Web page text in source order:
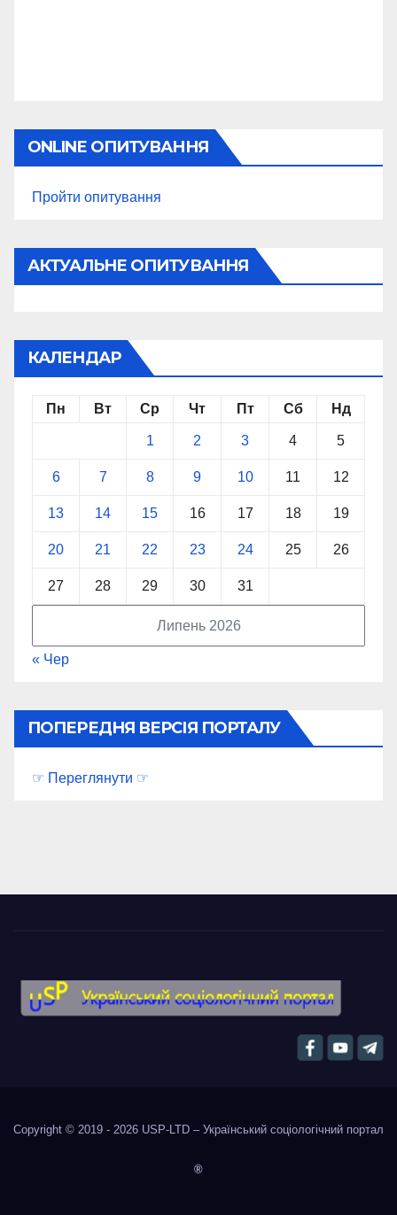
ONLINE ОПИТУВАННЯ
Пройти опитування
АКТУАЛЬНЕ ОПИТУВАННЯ
КАЛЕНДАР
Липень 2026
Пн Вт Ср Чт Пт Сб Нд
1 2 3 4 5
6 7 8 9 10 11 12
13 14 15 16 17 18 19
20 21 22 23 24 25 26
27 28 29 30 31
« Чер
ПОПЕРЕДНЯ ВЕРСІЯ ПОРТАЛУ
☞ Переглянути ☞
Copyright © 2019 - 2026 USP-LTD – Український соціологічний портал
®